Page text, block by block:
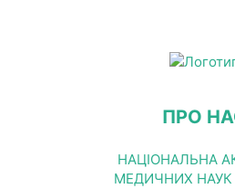
ПРО
НАЦІОНАЛЬНА
МЕДИЧНИХ НАУК